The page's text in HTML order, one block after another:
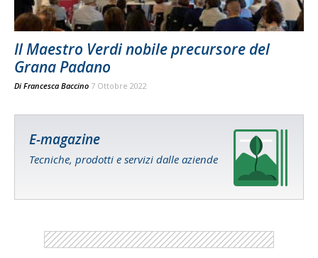
Il Maestro Verdi nobile precursore del
Grana Padano
Di Francesca Baccino 7 Ottobre 2022
E-magazine
Tecniche, prodotti e servizi dalle aziende